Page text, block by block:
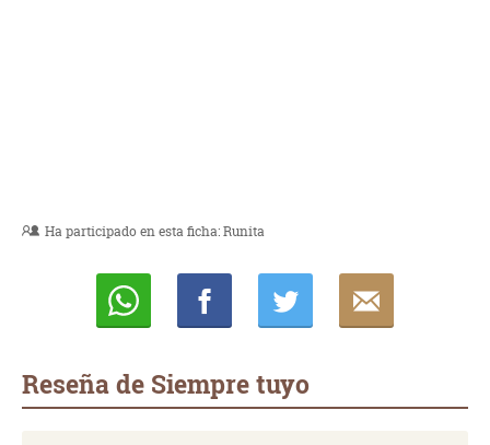
Ha participado en esta ficha:Runita
Reseña de Siempre tuyo